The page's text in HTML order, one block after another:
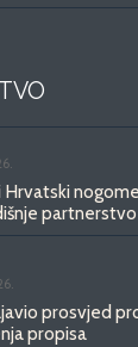
Hrvatski
partnerstvo
prosvjed
propisa